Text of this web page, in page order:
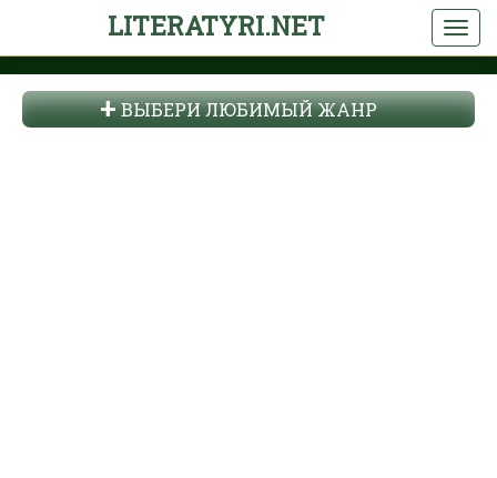
LITERATYRI.NET
ВЫБЕРИ ЛЮБИМЫЙ ЖАНР